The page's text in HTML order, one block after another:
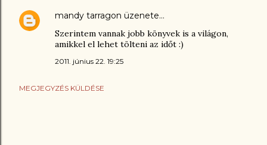
mandy tarragon üzenete…
Szerintem vannak jobb könyvek is a világon,
amikkel el lehet tölteni az időt :)
2011. június 22. 19:25
MEGJEGYZÉS KÜLDÉSE